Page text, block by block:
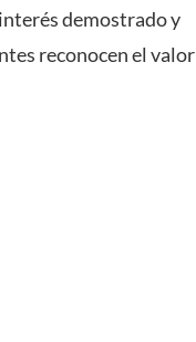
demostrado y
reconocen el valor